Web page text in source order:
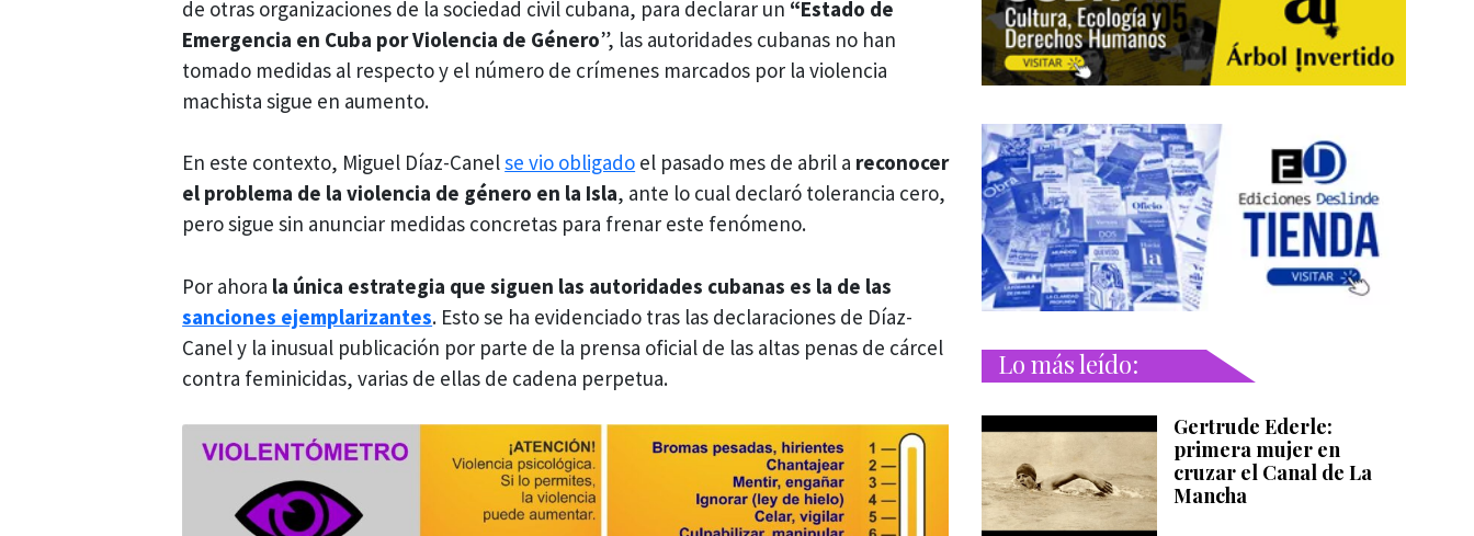
de otras organizaciones de la sociedad civil cubana, para declarar un “Estado de
Emergencia en Cuba por Violencia de Género”, las autoridades cubanas no han
tomado medidas al respecto y el número de crímenes marcados por la violencia
machista sigue en aumento.
En este contexto, Miguel Díaz-Canelse vio obligado el pasado mes de abril a reconocer
el problema de la violencia de género en la Isla, ante lo cual declaró tolerancia cero,
pero sigue sin anunciar medidas concretas para frenar este fenómeno.
Por ahora la única estrategia que siguen las autoridades cubanas es la de las
sanciones ejemplarizantes. Esto se ha evidenciado tras las declaraciones de Díaz-
Canel y la inusual publicación por parte de la prensa oficial de las altas penas de cárcel
contra feminicidas, varias de ellas de cadena perpetua.
Lo más leído:
Gertrude Ederle:
primera mujer en
cruzar el Canal de La
Mancha